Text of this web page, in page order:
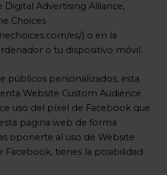
Digital Advertising Alliance,
Choices
es/) o en la
o tu dispositivo móvil.
públicos personalizados, esta
Website Custom Audience
uso del píxel de Facebook que
página web de forma
oponerte al uso de Website
Facebook, tienes la posibilidad